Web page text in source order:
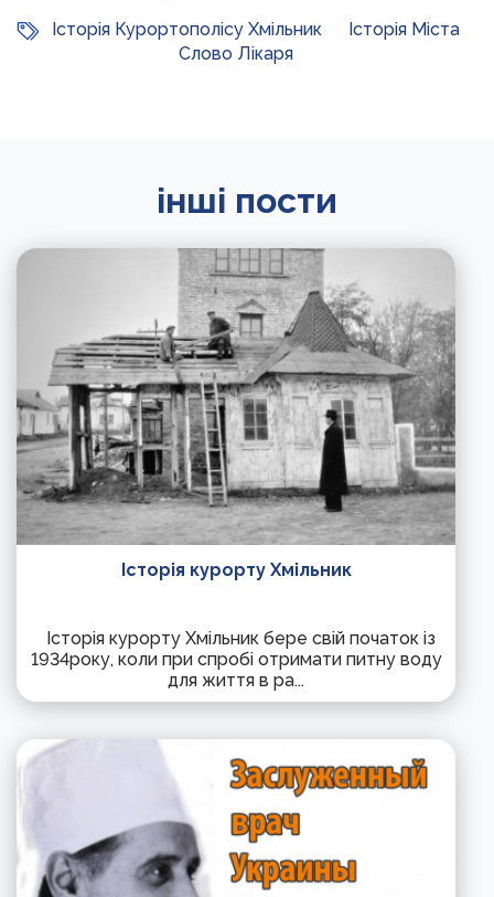
Історія Курортополісу Хмільник
Історія Міста
Слово Лікаря
інші пости
Історія курорту Хмільник
Історія курорту Хмільник бере свій початок із
1934року, коли при спробі отримати питну воду
для життя в ра...